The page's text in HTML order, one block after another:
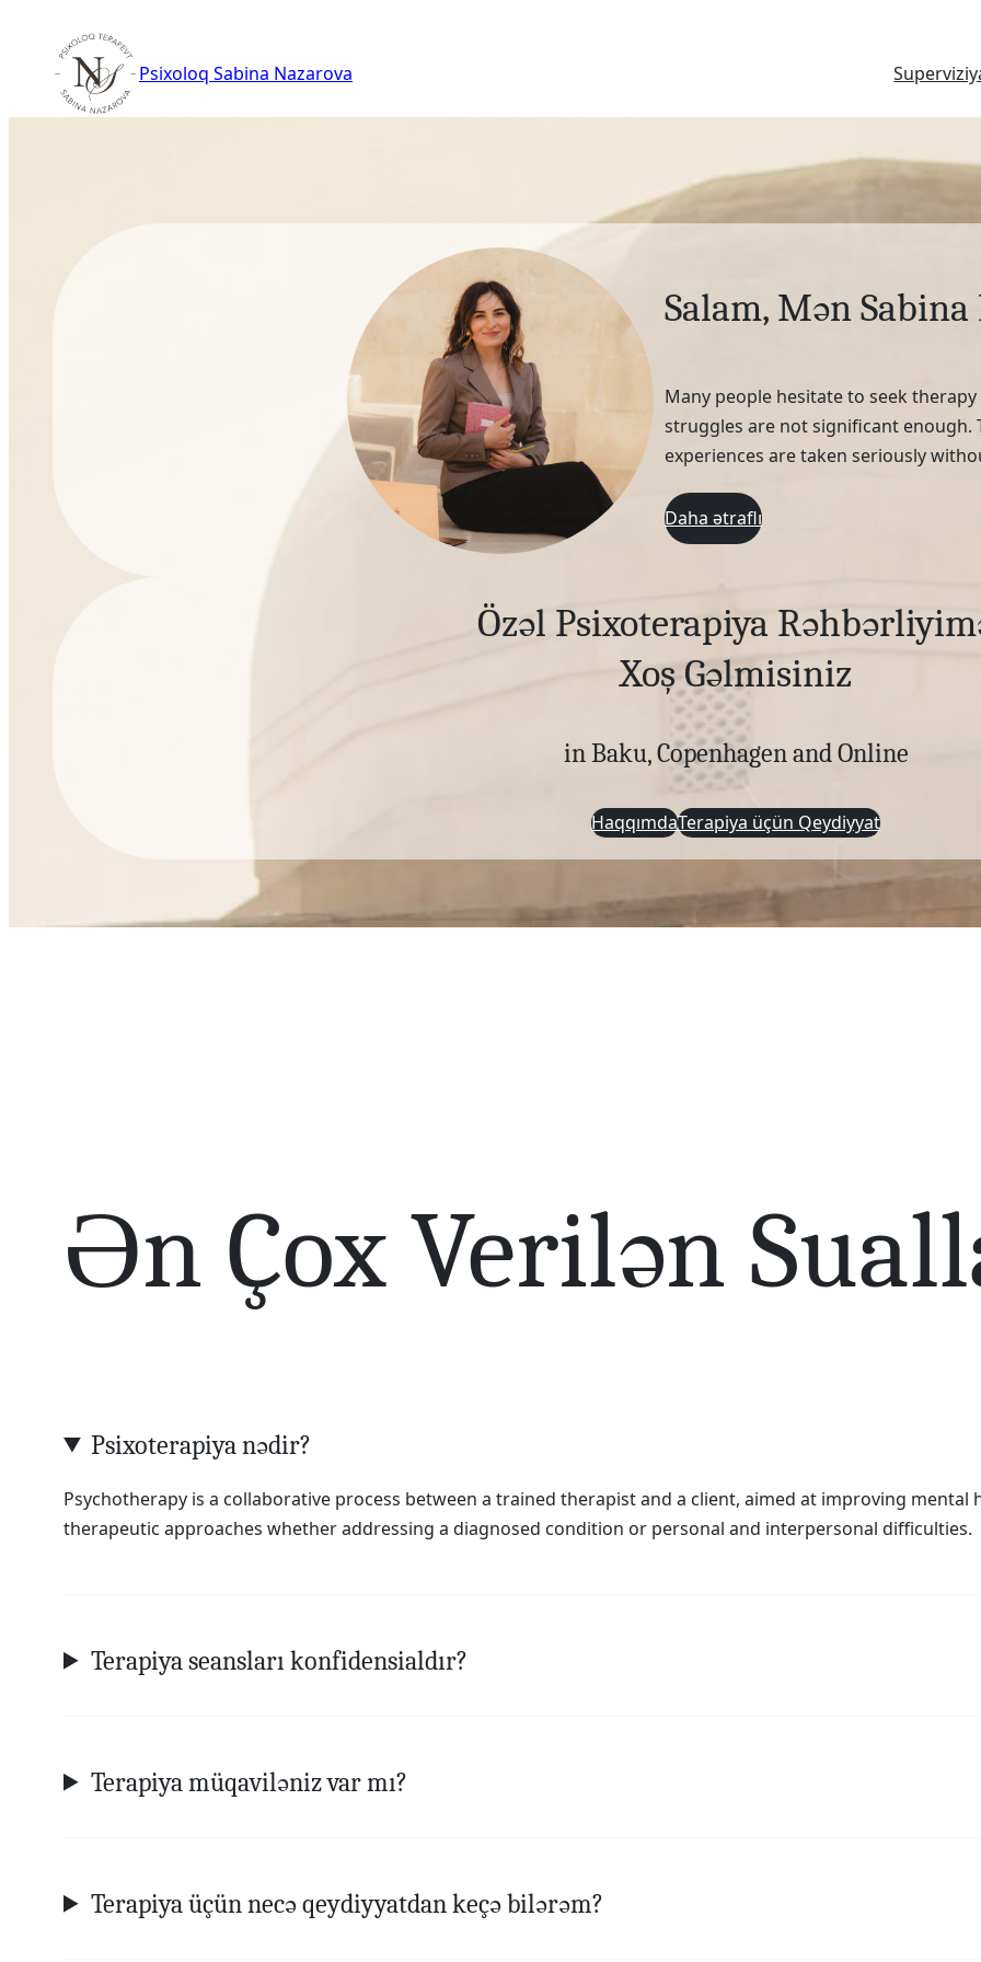
content
Psixoloq Sabina Nazarova
Salam, Mən Sabina
Many people hesitate to seek
struggles are not significant enough.
experiences are taken seriously
Daha ətraflı
Özəl Psixoterapiya
Xoş Gəlmisiniz
in Baku, Copenhagen and Online
HaqqımdaTerapiya üçün Qeydiyyat
Ən Çox Verilən
Psixoterapiya nədir?
Psychotherapy is a collaborative process between a trained therapist and a client, aimed at improving
therapeutic approaches whether addressing a diagnosed condition or personal and interpersonal difficulties.
Terapiya seansları konfidensialdır?
Terapiya müqaviləniz var mı?
Terapiya üçün necə qeydiyyatdan keçə bilərəm?